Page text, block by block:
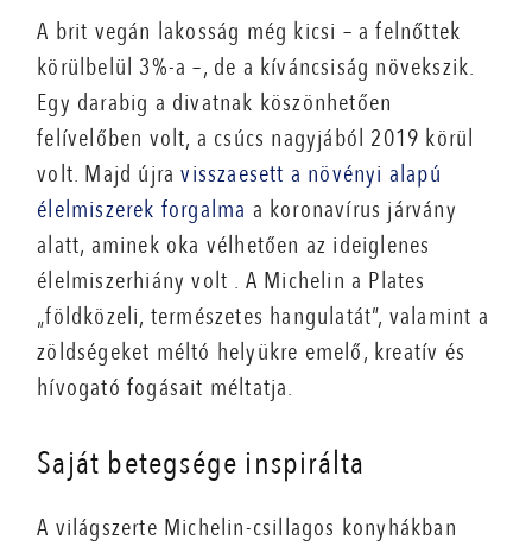
A brit vegán lakosság még kicsi – a felnőttek
körülbelül 3%-a –, de a kíváncsiság növekszik.
Egy darabig a divatnak köszönhetően
felívelőben volt, a csúcs nagyjából 2019 körül
volt. Majd újra visszaesett a növényi alapú
élelmiszerek forgalma a koronavírus járvány
alatt, aminek oka vélhetően az ideiglenes
élelmiszerhiány volt . A Michelin a Plates
„földközeli, természetes hangulatát”, valamint a
zöldségeket méltó helyükre emelő, kreatív és
hívogató fogásait méltatja.
Saját betegsége inspirálta
A világszerte Michelin-csillagos konyhákban